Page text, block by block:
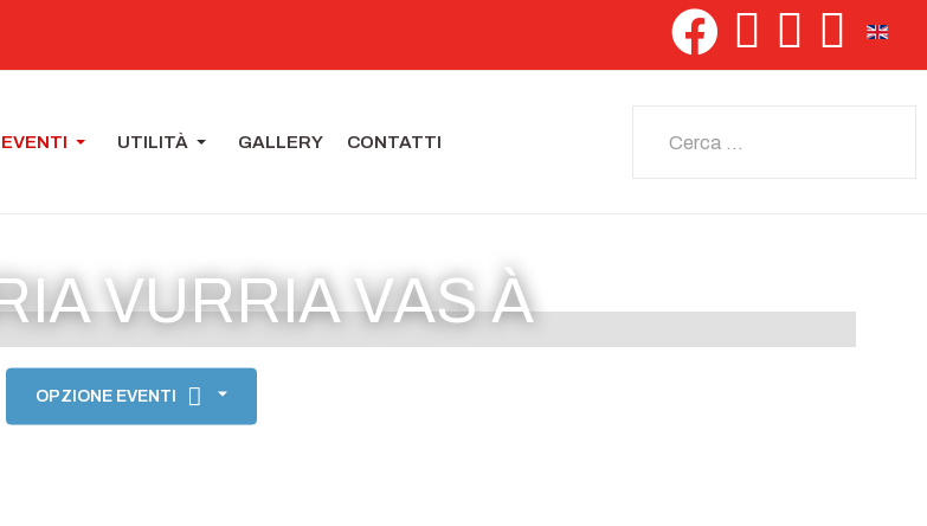
EVENTI UTILITÀ GALLERY CONTATTI
VURRIA VAS À
OPZIONE EVENTI